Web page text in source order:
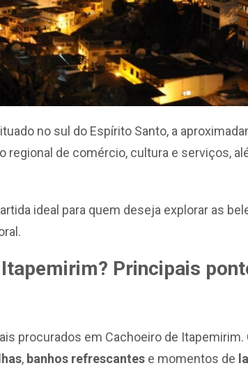
no sul do Espírito Santo, a
de comércio, cultura e serviços,
ideal para quem deseja explorar as
Principais
procurados em Cachoeiro de Itapemirim.
, banhos refrescantes e momentos de